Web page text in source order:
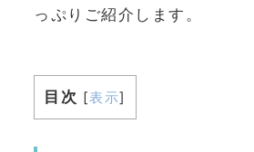
っぷりご紹介します。
目次 [表示]